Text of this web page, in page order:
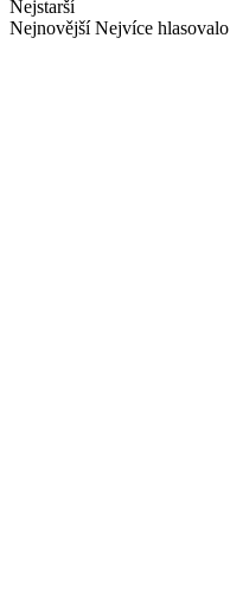
Nejstarší
Nejnovější Nejvíce hlasovalo